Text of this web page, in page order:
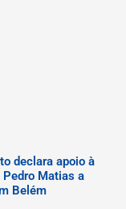
declara apoio à
Matias a
Belém